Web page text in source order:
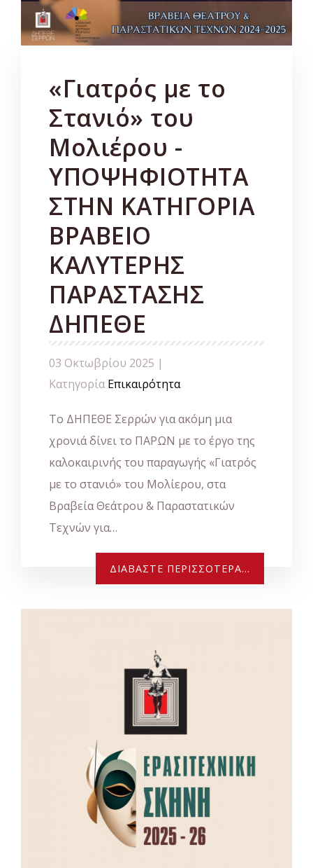
«Γιατρός με το
Στανιό» του
Μολιέρου -
ΥΠΟΨΗΦΙΟΤΗΤΑ
ΣΤΗΝ ΚΑΤΗΓΟΡΙΑ
ΒΡΑΒΕΙΟ
ΚΑΛΥΤΕΡΗΣ
ΠΑΡΑΣΤΑΣΗΣ
ΔΗΠΕΘΕ
03 Οκτωβρίου 2025 |
Κατηγορία Επικαιρότητα
Το ΔΗΠΕΘΕ Σερρών για ακόμη μια
χρονιά δίνει το ΠΑΡΩΝ με το έργο της
καλοκαιρινής του παραγωγής «Γιατρός
με το στανιό» του Μολίερου, στα
Βραβεία Θεάτρου & Παραστατικών
Τεχνών για…
ΔΙΑΒΆΣΤΕ ΠΕΡΙΣΣΌΤΕΡΑ...